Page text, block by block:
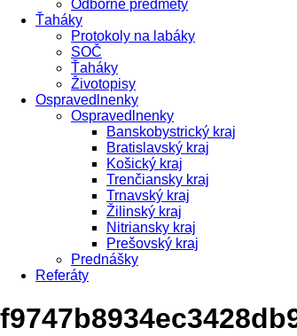
Odborné predmety
Ťaháky
Protokoly na labáky
SOČ
Ťaháky
Životopisy
Ospravedlnenky
Ospravedlnenky
Banskobystrický kraj
Bratislavský kraj
Košický kraj
Trenčiansky kraj
Trnavský kraj
Žilinský kraj
Nitriansky kraj
Prešovský kraj
Prednášky
Referáty